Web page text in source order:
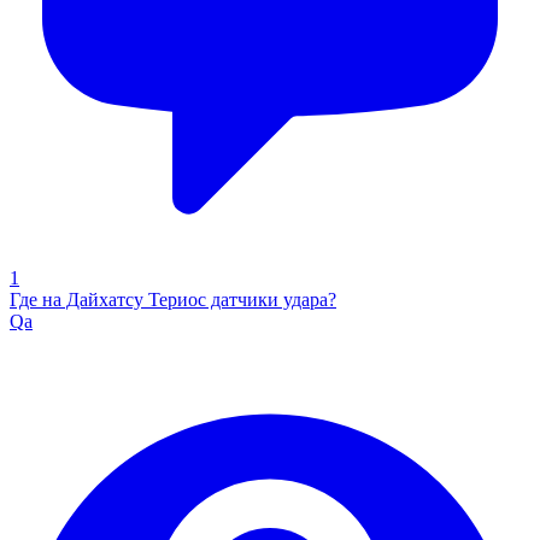
1
Где на Дайхатсу Териос датчики удара?
Qa